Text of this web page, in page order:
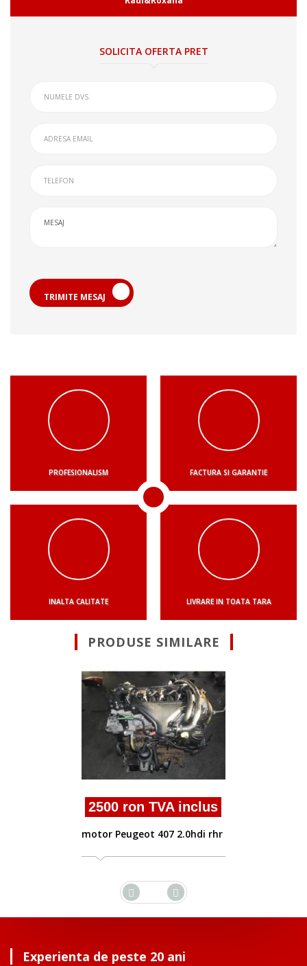
SOLICITA OFERTA PRET
TRIMITE MESAJ
PROFESIONALISM FACTURA SI GARANTIE
INALTA CALITATE LIVRARE IN TOATA TARA
PRODUSE SIMILARE
2500 ron TVA
motor Peugeot 407
Experienta de peste 20 ani